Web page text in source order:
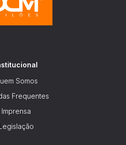
Somos
Frequentes
Imprensa